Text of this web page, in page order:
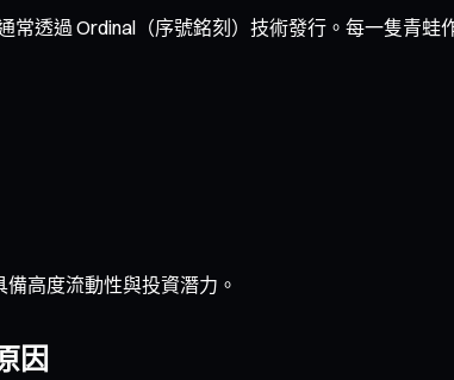
常透過 Ordinal（序號銘刻）技術發行。每一隻青
高度流動性與投資潛力。
因